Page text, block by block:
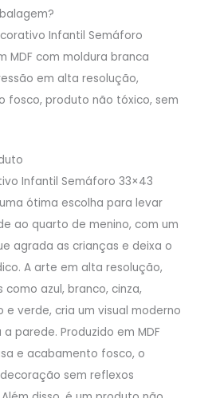
Infantil Semáforo
MDF com moldura branca
em alta resolução,
fosco, produto não tóxico, sem
Infantil Semáforo 33×43
ótima escolha para levar
ao quarto de menino, com um
agrada as crianças e deixa o
A arte em alta resolução,
azul, branco, cinza,
e verde, cria um visual moderno
parede. Produzido em MDF
e acabamento fosco, o
sem reflexos